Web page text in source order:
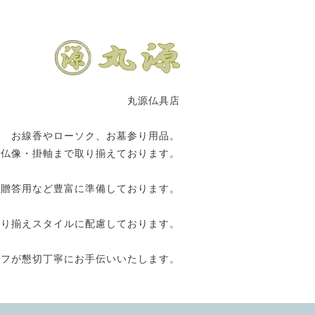
丸源仏具店
お線香やローソク、お墓参り用品。
像・掛軸まで取り揃えております。
答用など豊富に準備しております。
揃えスタイルに配慮しております。
が懇切丁寧にお手伝いいたします。